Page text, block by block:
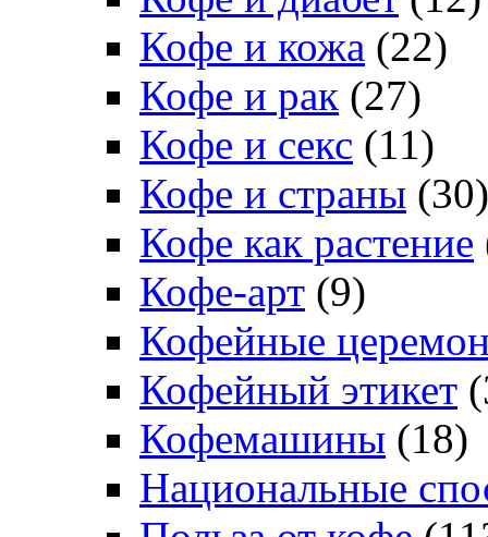
Кофе и кожа (22)
Кофе и рак (27)
Кофе и секс (11)
Кофе и страны (30)
Кофе как растение
Кофе-арт (9)
Кофейные
Кофейный этикет
Кофемашины (18)
Национальные